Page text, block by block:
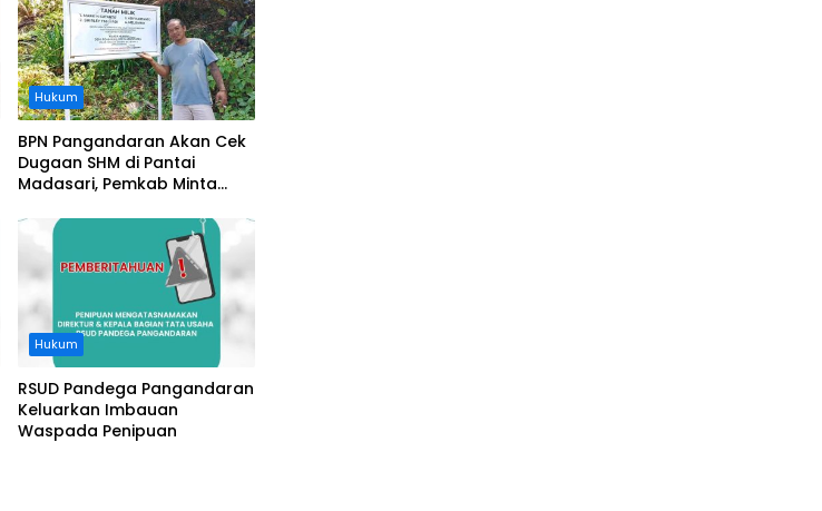
Hukum
BPN Pangandaran Akan Cek
Dugaan SHM di Pantai
Madasari, Pemkab Minta
Hukum
RSUD Pandega Pangandaran
Keluarkan Imbauan
Waspada Penipuan